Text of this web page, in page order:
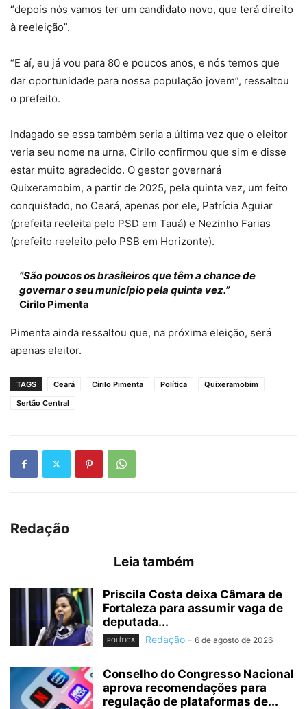
“depois nós vamos ter um candidato novo, que terá direito
à reeleição”.
“E aí, eu já vou para 80 e poucos anos, e nós temos que
dar oportunidade para nossa população jovem”, ressaltou
o prefeito.
Indagado se essa também seria a última vez que o eleitor
veria seu nome na urna, Cirilo confirmou que sim e disse
estar muito agradecido. O gestor governará
Quixeramobim, a partir de 2025, pela quinta vez, um feito
conquistado, no Ceará, apenas por ele, Patrícia Aguiar
(prefeita reeleita pelo PSD em Tauá) e Nezinho Farias
(prefeito reeleito pelo PSB em Horizonte).
“São poucos os brasileiros que têm a chance de
governar o seu município pela quinta vez.”
Cirilo Pimenta
Pimenta ainda ressaltou que, na próxima eleição, será
apenas eleitor.
TAGS Ceará Cirilo Pimenta Política
Quixeramobim
Sertão Central
Redação
Leia também
Priscila Costa deixa Câmara de
Fortaleza para assumir vaga de
deputada...
POLÍTICA Redação - 6 de agosto de 2026
Conselho do Congresso Nacional
aprova recomendações para
regulação de plataformas de...